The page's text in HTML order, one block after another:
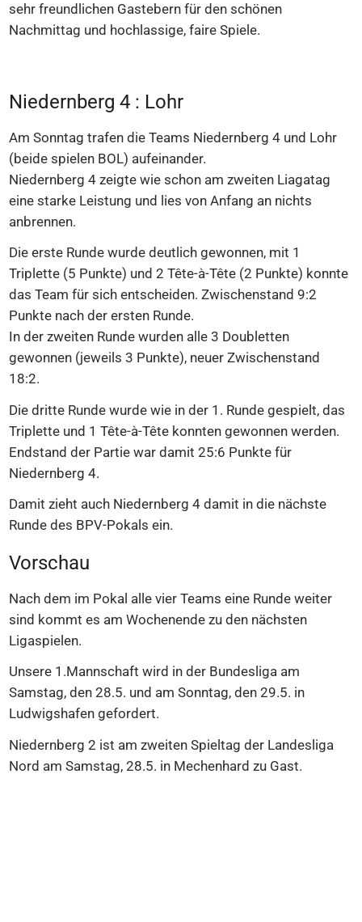
sehr freundlichen Gastebern für den schönen
Nachmittag und hochlassige, faire Spiele.
Niedernberg 4 : Lohr
Am Sonntag trafen die Teams Niedernberg 4 und Lohr
(beide spielen BOL) aufeinander.
Niedernberg 4 zeigte wie schon am zweiten Liagatag
eine starke Leistung und lies von Anfang an nichts
anbrennen.
Die erste Runde wurde deutlich gewonnen, mit 1
Triplette (5 Punkte) und 2 Tête-à-Tête (2 Punkte) konnte
das Team für sich entscheiden. Zwischenstand 9:2
Punkte nach der ersten Runde.
In der zweiten Runde wurden alle 3 Doubletten
gewonnen (jeweils 3 Punkte), neuer Zwischenstand
18:2.
Die dritte Runde wurde wie in der 1. Runde gespielt, das
Triplette und 1 Tête-à-Tête konnten gewonnen werden.
Endstand der Partie war damit 25:6 Punkte für
Niedernberg 4.
Damit zieht auch Niedernberg 4 damit in die nächste
Runde des BPV-Pokals ein.
Vorschau
Nach dem im Pokal alle vier Teams eine Runde weiter
sind kommt es am Wochenende zu den nächsten
Ligaspielen.
Unsere 1.Mannschaft wird in der Bundesliga am
Samstag, den 28.5. und am Sonntag, den 29.5. in
Ludwigshafen gefordert.
Niedernberg 2 ist am zweiten Spieltag der Landesliga
Nord am Samstag, 28.5. in Mechenhard zu Gast.